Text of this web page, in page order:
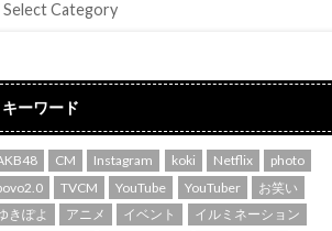
キーワード
CM Instagram koki Netflix
photo
TVCM YouTube YouTuber
お笑い
きぽよ
アニメ イベント
イルミネーション